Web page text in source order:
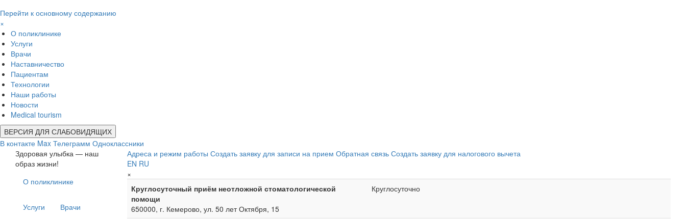
Перейти к основному содержанию
×
О поликлинике
Услуги
Врачи
Наставничество
Пациентам
Технологии
Наши работы
Новости
Medical tourism
ВЕРСИЯ ДЛЯ СЛАБОВИДЯЩИХ
В контакте Max Телеграмм Одноклассники
Здоровая улыбка — наш
образ жизни!
О поликлинике
Услуги Врачи
Адреса и режим работы Создать заявку для записи на прием Обратная связь Создать заявку для налогового вычета
EN RU
×
Круглосуточный приём неотложной стоматологической
помощи
650000, г. Кемерово, ул. 50 лет Октября, 15
Круглосуточно